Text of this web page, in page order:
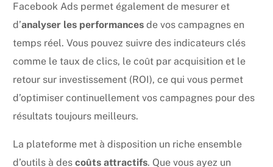
Facebook Ads permet également de mesurer et
d’analyser les performances de vos campagnes en
temps réel. Vous pouvez suivre des indicateurs clés
comme le taux de clics, le coût par acquisition et le
retour sur investissement (ROI), ce qui vous permet
d’optimiser continuellement vos campagnes pour des
résultats toujours meilleurs.
La plateforme met à disposition un riche ensemble
d’outils à descoûts attractifs. Que vous ayez un